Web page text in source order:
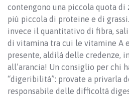
contengono una piccola quota di
più piccola di proteine e di
invece il quantitativo di fibra,
di vitamina tra cui le vitamine A
presente, aldilà delle credenze,
all’arancia! Un consiglio per chi
“digeribilità”: provate a privarla
responsabile delle difficoltà